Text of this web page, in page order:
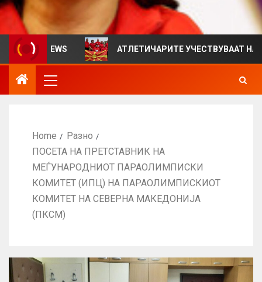
VIEWS АТЛЕТИЧАРИТЕ УЧЕСТВУВААТ НА
Home
Разно
ПОСЕТА НА ПРЕТСТАВНИК НА
МЕЃУНАРОДНИОТ ПАРАОЛИМПИСКИ
КОМИТЕТ (ИПЦ) НА ПАРАОЛИМПИСКИОТ
КОМИТЕТ НА СЕВЕРНА МАКЕДОНИЈА
(ПКСМ)